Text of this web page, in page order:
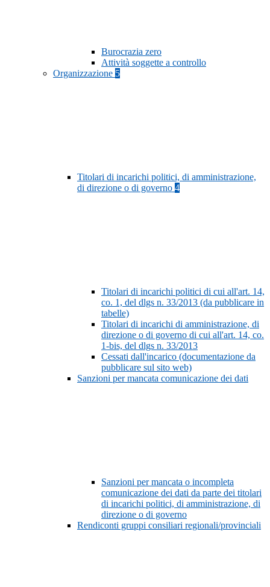
Burocrazia zero
Attività soggette a controllo
Organizzazione 5
Titolari di incarichi politici, di amministrazione,
di direzione o di governo 4
Titolari di incarichi politici di cui all'art. 14,
co. 1, del dlgs n. 33/2013 (da pubblicare in
tabelle)
Titolari di incarichi di amministrazione, di
direzione o di governo di cui all'art. 14, co.
1-bis, del dlgs n. 33/2013
Cessati dall'incarico (documentazione da
pubblicare sul sito web)
Sanzioni per mancata comunicazione dei dati
Sanzioni per mancata o incompleta
comunicazione dei dati da parte dei titolari
di incarichi politici, di amministrazione, di
direzione o di governo
Rendiconti gruppi consiliari regionali/provinciali